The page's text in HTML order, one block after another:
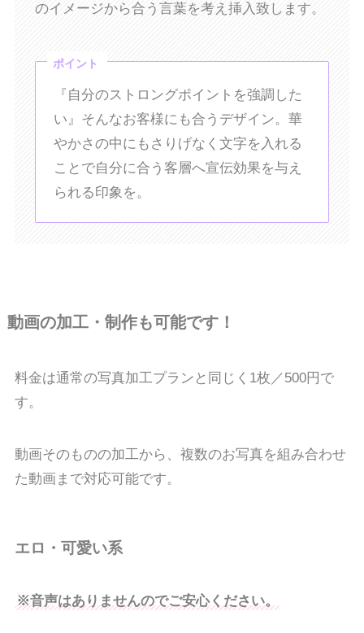
のイメージから合う言葉を考え挿入致します。
ポイント
『自分のストロングポイントを強調した
い』そんなお客様にも合うデザイン。華
やかさの中にもさりげなく文字を入れる
ことで自分に合う客層へ宣伝効果を与え
られる印象を。
動画の加工・制作も可能です！
料金は通常の写真加工プランと同じく1枚／500円で
す。
動画そのものの加工から、複数のお写真を組み合わせ
た動画まで対応可能です。
エロ・可愛い系
※音声はありませんのでご安心ください。